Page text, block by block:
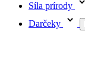
Síla prírody
Darčeky